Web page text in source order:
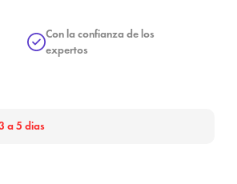
Con la confianza de los
expertos
a 5 dias
×
×